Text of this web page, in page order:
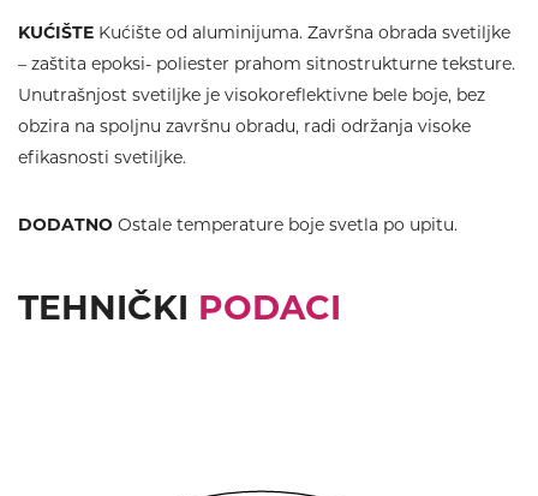
KUĆIŠTE Kućište od aluminijuma. Završna obrada svetiljke
– zaštita epoksi- poliester prahom sitnostrukturne teksture.
Unutrašnjost svetiljke je visokoreflektivne bele boje, bez
obzira na spoljnu završnu obradu, radi održanja visoke
efikasnosti svetiljke.
DODATNO Ostale temperature boje svetla po upitu.
TEHNIČKI PODACI